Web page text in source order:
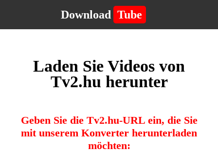
Download Tube
Laden Sie Videos von
Tv2.hu herunter
Geben Sie die Tv2.hu-URL ein, die Sie
mit unserem Konverter herunterladen
möchten: